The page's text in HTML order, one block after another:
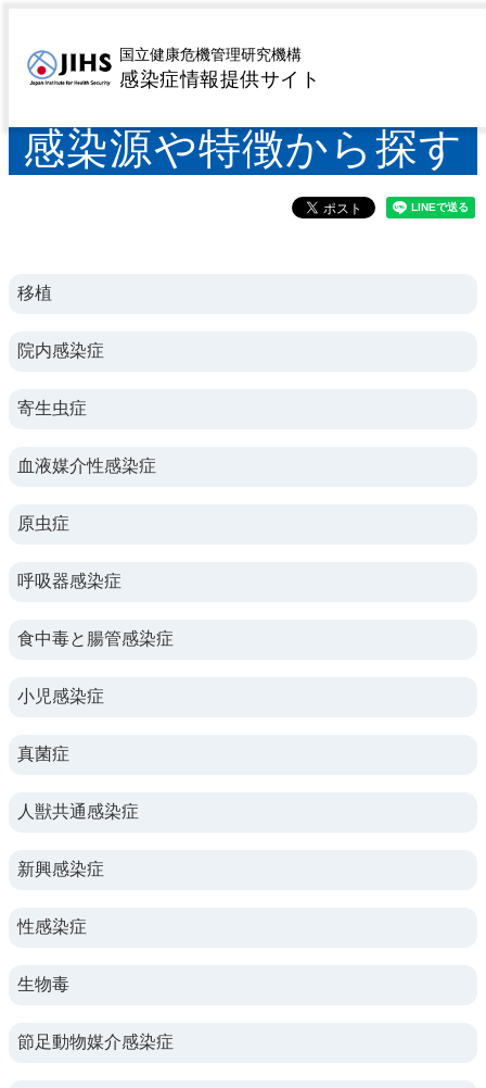
国立健康危機管理研究機構
感染症情報提供サイト
トップページ>感染症を探す>感染源や特徴から探す
感染源や特徴から探す
移植
院内感染症
寄生虫症
血液媒介性感染症
原虫症
呼吸器感染症
食中毒と腸管感染症
小児感染症
真菌症
人獣共通感染症
新興感染症
性感染症
生物毒
節足動物媒介感染症